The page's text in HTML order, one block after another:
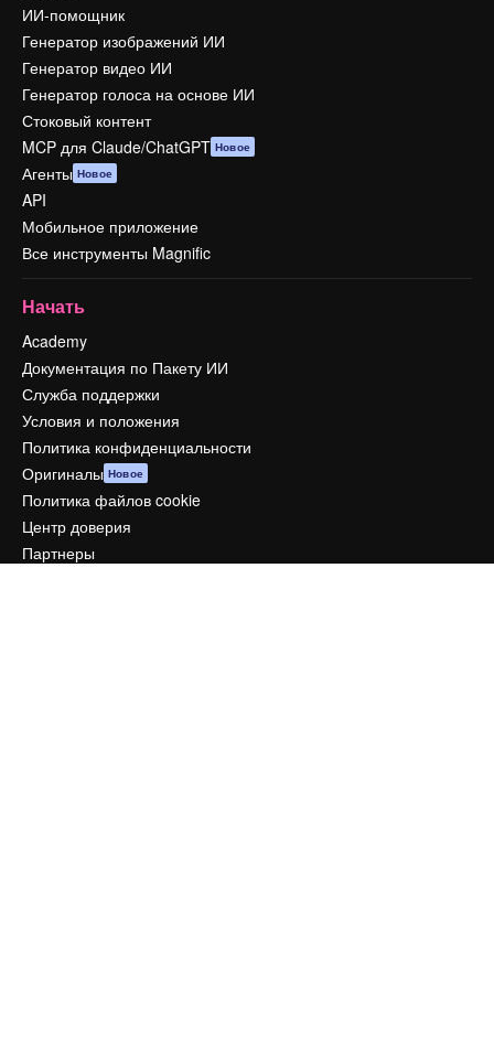
ИИ-помощник
Генератор изображений ИИ
Генератор видео ИИ
Генератор голоса на основе ИИ
Стоковый контент
MCP для Claude/ChatGPT Новое
Агенты Новое
API
Мобильное приложение
Все инструменты Magnific
Начать
Academy
Документация по Пакету ИИ
Служба поддержки
Условия и положения
Политика конфиденциальности
Оригиналы Новое
Политика файлов cookie
Центр доверия
Партнеры